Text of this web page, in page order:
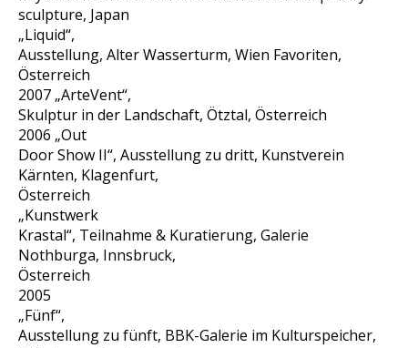
sculpture, Japan
„Liquid“,
Ausstellung, Alter Wasserturm, Wien Favoriten,
Österreich
2007 „ArteVent“,
Skulptur in der Landschaft, Ötztal, Österreich
2006 „Out
Door Show II“, Ausstellung zu dritt, Kunstverein
Kärnten, Klagenfurt,
Österreich
„Kunstwerk
Krastal“, Teilnahme & Kuratierung, Galerie
Nothburga, Innsbruck,
Österreich
2005
„Fünf“,
Ausstellung zu fünft, BBK-Galerie im Kulturspeicher,